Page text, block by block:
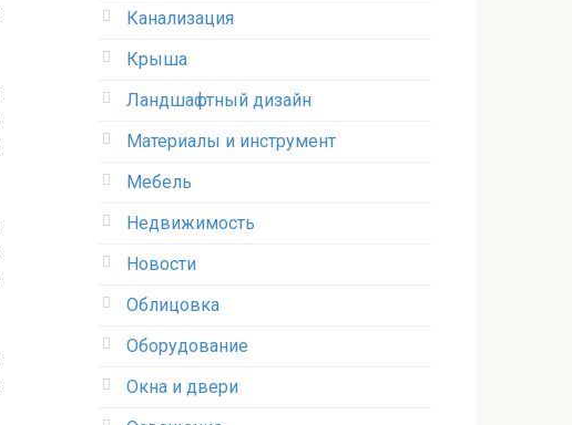
Канализация
Крыша
Ландшафтный дизайн
Материалы и инструмент
Мебель
Недвижимость
Новости
Облицовка
Оборудование
Окна и двери